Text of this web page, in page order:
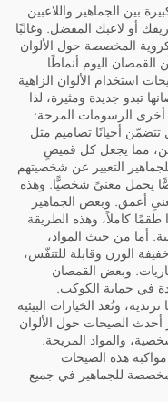
بين الجماهير واللاعبين
أو لاعبك المفضل. وغالبًا
المخصصة حول الألوان
اليوم أنماطًا
استخدام الألوان الزاهية
تبدو جديدة ومثيرة، لذا
أخرى الرسومات المرحة:
أحيانًا تصاميم مثل
مما يجعل كل قميصٍ
التعبير عن شخصيتهم
يحمل معنىً شخصيًّا. وهذه
أعمق. وبعض الجماهير
طقمًا كاملاً، وهذه الطريقة
أما من حيث المواد،
الوزن وقابلة للتنفّس،
وبعض القمصان
في حماية الكوكب.
وتُعد الخيارات البيئية
الصيحات حول الألوان
والمواد المريحة.
هذه الصيحات
للجماهير في جميع